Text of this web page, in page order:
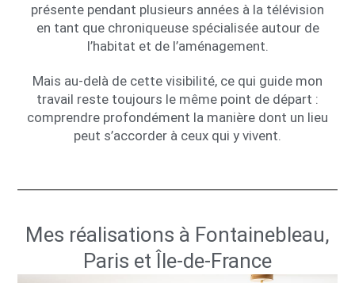
présente pendant plusieurs années à la télévision
en tant que chroniqueuse spécialisée autour de
l’habitat et de l’aménagement.
Mais au-delà de cette visibilité, ce qui guide mon
travail reste toujours le même point de départ :
comprendre profondément la manière dont un lieu
peut s’accorder à ceux qui y vivent.
Mes réalisations à Fontainebleau,
Paris et Île-de-France